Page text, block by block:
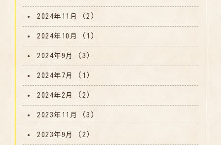
2024年11月 (2)
2024年10月 (1)
2024年9月 (3)
2024年7月 (1)
2024年2月 (2)
2023年11月 (3)
2023年9月 (2)